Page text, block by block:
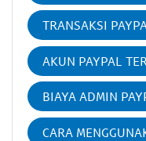
TRANSAKSI
AKUN PAYPAL
BIAYA ADMIN
CARA